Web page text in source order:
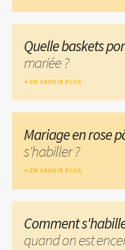
Quelle baskets
mariée ?
EN SAVOIR PLUS
Mariage en rose
s'habiller ?
EN SAVOIR PLUS
Comment
quand on est